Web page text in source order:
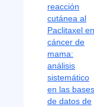
reacción
cutánea al
Paclitaxel en
cáncer de
mama:
análisis
sistemático
en las bases
de datos de